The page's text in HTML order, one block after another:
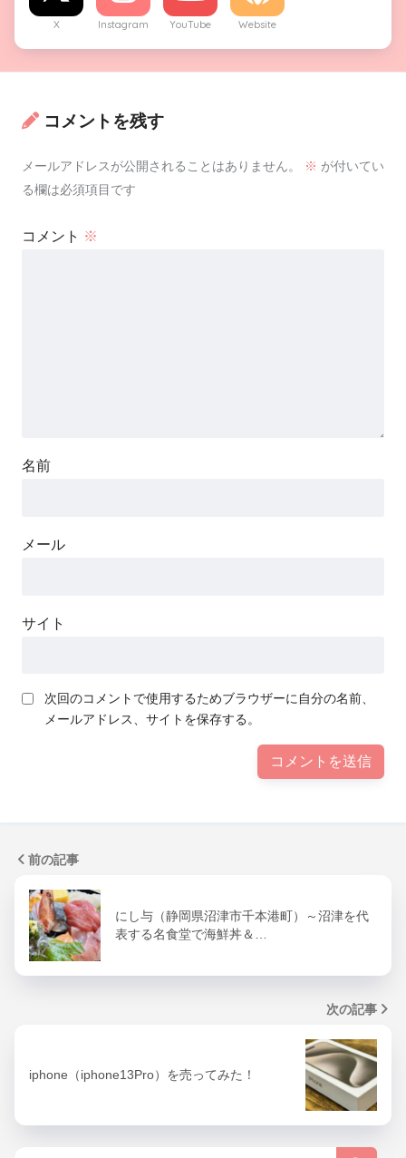
X Instagram YouTube Website
コメントを残す
メールアドレスが公開されることはありません。 ※ が付いてい
る欄は必須項目です
コメント ※
名前
メール
サイト
次回のコメントで使用するためブラウザーに自分の名前、
メールアドレス、サイトを保存する。
前の記事
にし与（静岡県沼津市千本港町）～沼津を代
表する名食堂で海鮮丼＆…
次の記事
iphone（iphone13Pro）を売ってみた！